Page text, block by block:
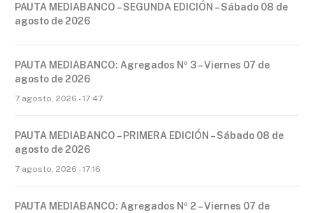
PAUTA MEDIABANCO – SEGUNDA EDICIÓN – Sábado 08 de
agosto de 2026
PAUTA MEDIABANCO: Agregados Nº 3 – Viernes 07 de
agosto de 2026
7 agosto, 2026 - 17:47
PAUTA MEDIABANCO – PRIMERA EDICIÓN – Sábado 08 de
agosto de 2026
7 agosto, 2026 - 17:16
PAUTA MEDIABANCO: Agregados Nº 2 – Viernes 07 de